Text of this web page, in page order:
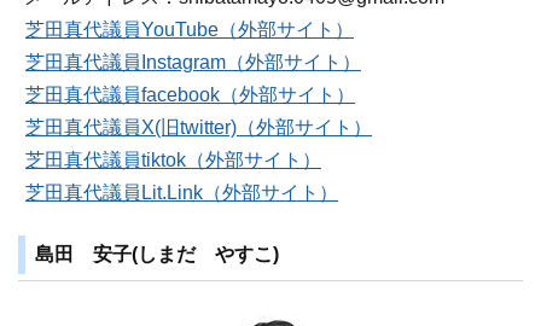
芝田真代議員YouTube（外部サイト）
芝田真代議員Instagram（外部サイト）
芝田真代議員facebook（外部サイト）
芝田真代議員X(旧twitter)（外部サイト）
芝田真代議員tiktok（外部サイト）
芝田真代議員Lit.Link（外部サイト）
島田 安子(しまだ やすこ)